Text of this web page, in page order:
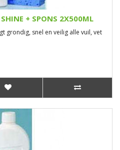
+ SPONS 2X500ML
grondig, snel en veilig alle vuil, vet